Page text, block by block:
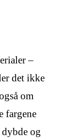
–
det ikke
om
fargene
dybde og